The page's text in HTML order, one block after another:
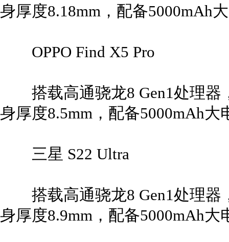
身厚度8.18mm，配备5000mAh
OPPO Find X5 Pro
搭载高通骁龙8 Gen1处理器
身厚度8.5mm，配备5000mAh大
三星 S22 Ultra
搭载高通骁龙8 Gen1处理器
身厚度8.9mm，配备5000mAh大